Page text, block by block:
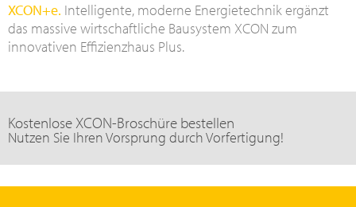
XCON+e. Intelligente, moderne Energietechnik ergänzt
das massive wirtschaftliche Bausystem XCON zum
innovativen Effizienzhaus Plus.
Kostenlose XCON-Broschüre bestellen
Nutzen Sie Ihren Vorsprung durch Vorfertigung!